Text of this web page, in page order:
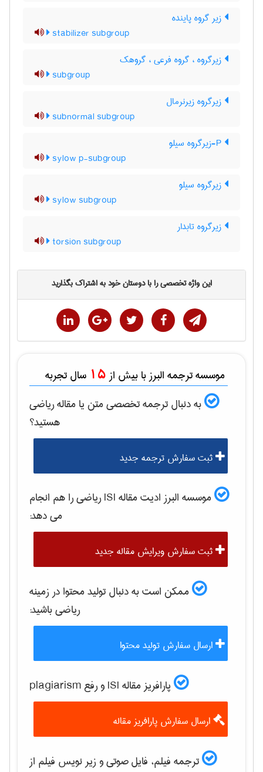
زیر گروه پاینده
stabilizer subgroup
زیرگروه ، گروه فرعی ، گروهک
subgroup
زیرگروه زیرنرمال
subnormal subgroup
sylow p-subgroup
زیرگروه سیلو
sylow subgroup
زیرگروه تابدار
torsion subgroup
این واژه تخصصی را با دوستان خود به اشتراک بگذارید
موسسه ترجمه البرز با بیش از 15 سال تجربه
به دنبال ترجمه تخصصی متن یا مقالهرياضی
هستید؟
ثبت سفارش ترجمه جدید
موسسه البرز ادیت مقاله ISI رياضیرا هم انجام
می دهد:
ثبت سفارش ویرایش مقاله جدید
ممکن است به دنبال تولید محتوا در زمینه
رياضیباشید:
ارسال سفارش تولید محتوا
پارافریز مقاله ISI و رفع plagiarism
ارسال سفارش پارافریز مقاله
ترجمه فیلم، فایل صوتی و زیر نویس فیلم از